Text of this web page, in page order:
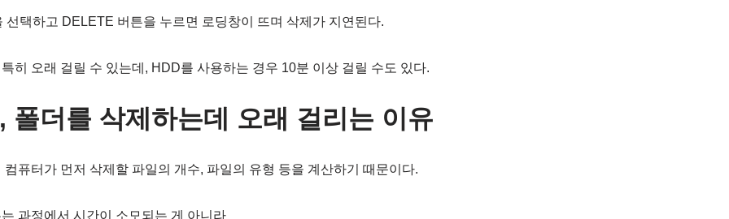
선택하고 DELETE 버튼을 누르면 로딩창이 뜨며 삭제가 지연된다.
히 오래 걸릴 수 있는데, HDD를 사용하는 경우 10분 이상 걸릴 수도 있다.
폴더를 삭제하는데 오래 걸리는 이유
퓨터가 먼저 삭제할 파일의 개수, 파일의 유형 등을 계산하기 때문이다.
과정에서 시간이 소모되는 게 아니라